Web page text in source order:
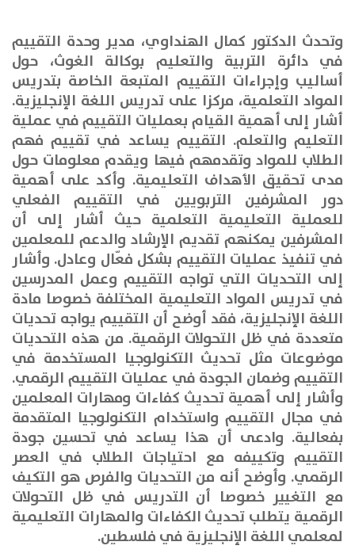
وتحدث الدكتور كمال الهنداوي، مدير وحدة التقييم
في دائرة التربية والتعليم بوكالة الغوث، حول
أساليب وإجراءات التقييم المتبعة الخاصة بتدريس
المواد التعلمية، مركزا على تدريس اللغة الإنجليزية.
أشار إلى أهمية القيام بعمليات التقييم في عملية
التعليم والتعلم. التقييم يساعد في تقييم فهم
الطلاب للمواد وتقدمهم فيها ويقدم معلومات حول
مدى تحقيق الأهداف التعليمية. وأكد على أهمية
دور المشرفين التربويين في التقييم الفعلي
للعملية التعليمية التعلمية حيث أشار إلى أن
المشرفين يمكنهم تقديم الإرشاد والدعم للمعلمين
في تنفيذ عمليات التقييم بشكل فعّال وعادل. وأشار
إلى التحديات التي تواجه التقييم وعمل المدرسين
في تدريس المواد التعليمية المختلفة خصوصا مادة
اللغة الإنجليزية، فقد أوضح أن التقييم يواجه تحديات
متعددة في ظل التحولات الرقمية. من هذه التحديات
موضوعات مثل تحديث التكنولوجيا المستخدمة في
التقييم وضمان الجودة في عمليات التقييم الرقمي.
وأشار إلى أهمية تحديث كفاءات ومهارات المعلمين
في مجال التقييم واستخدام التكنولوجيا المتقدمة
بفعالية. وادعى أن هذا يساعد في تحسين جودة
التقييم وتكييفه مع احتياجات الطلاب في العصر
الرقمي. وأوضح أنه من التحديات والفرص هو التكيف
مع التغيير خصوصا أن التدريس في ظل التحولات
الرقمية يتطلب تحديث الكفاءات والمهارات التعليمية
لمعلمي اللغة الإنجليزية في فلسطين.